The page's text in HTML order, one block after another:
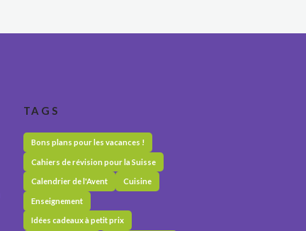
TAGS
Bons plans pour les vacances !
Cahiers de révision pour la Suisse
Calendrier de l'Avent Cuisine
Enseignement
Idées cadeaux à petit prix